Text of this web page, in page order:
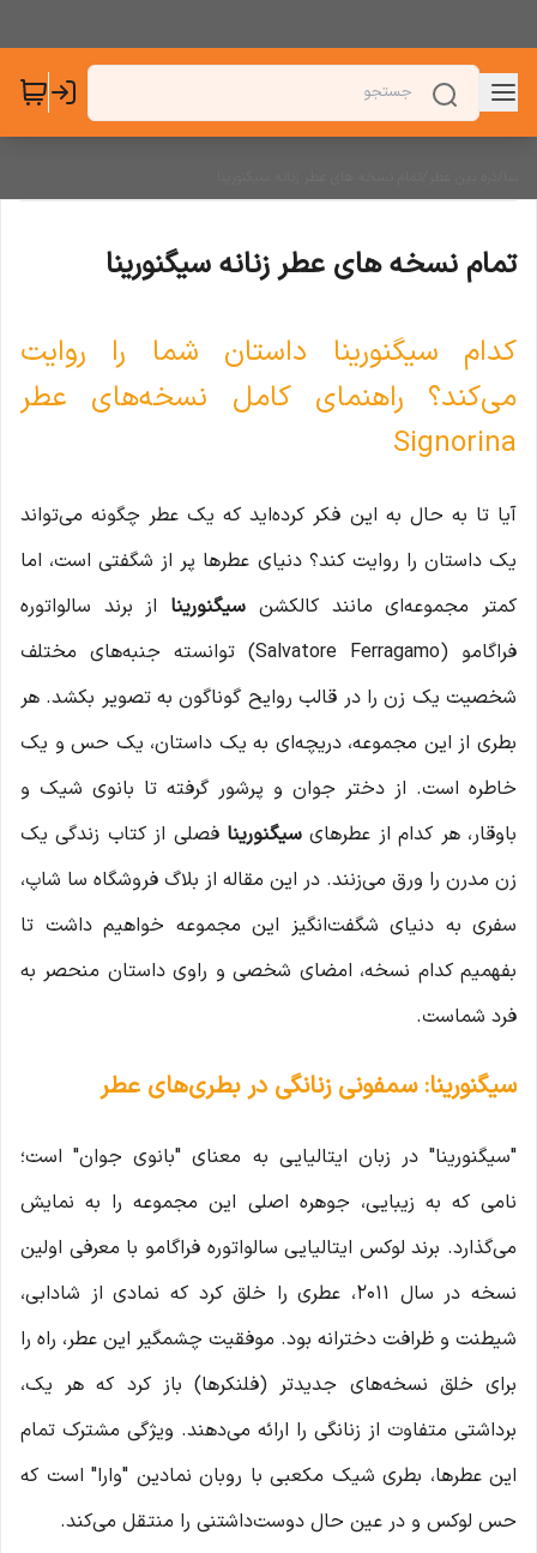
تمام نسخه های عطر زنانه سیگنورینا
کدام سیگنورینا داستان شما را روایت
می‌کند؟ راهنمای کامل نسخه‌های عطر
Signorina
آیا تا به حال به این فکر کرده‌اید که یک عطر چگونه می‌تواند
یک داستان را روایت کند؟ دنیای عطرها پر از شگفتی است، اما
کمتر مجموعه‌ای مانند کالکشن سیگنورینا از برند سالواتوره
فراگامو (Salvatore Ferragamo) توانسته جنبه‌های مختلف
شخصیت یک زن را در قالب روایح گوناگون به تصویر بکشد. هر
بطری از این مجموعه، دریچه‌ای به یک داستان، یک حس و یک
خاطره است. از دختر جوان و پرشور گرفته تا بانوی شیک و
باوقار، هر کدام از عطرهای سیگنورینا فصلی از کتاب زندگی یک
زن مدرن را ورق می‌زنند. در این مقاله از بلاگ فروشگاه سا شاپ،
سفری به دنیای شگفت‌انگیز این مجموعه خواهیم داشت تا
بفهمیم کدام نسخه، امضای شخصی و راوی داستان منحصر به
فرد شماست.
سیگنورینا: سمفونی زنانگی در بطری‌های عطر
"سیگنورینا" در زبان ایتالیایی به معنای "بانوی جوان" است؛
نامی که به زیبایی، جوهره اصلی این مجموعه را به نمایش
می‌گذارد. برند لوکس ایتالیایی سالواتوره فراگامو با معرفی اولین
نسخه در سال ۲۰۱۱، عطری را خلق کرد که نمادی از شادابی،
شیطنت و ظرافت دخترانه بود. موفقیت چشمگیر این عطر، راه را
برای خلق نسخه‌های جدیدتر (فلنکرها) باز کرد که هر یک،
برداشتی متفاوت از زنانگی را ارائه می‌دهند. ویژگی مشترک تمام
این عطرها، بطری شیک مکعبی با روبان نمادین "وارا" است که
حس لوکس و در عین حال دوست‌داشتنی را منتقل می‌کند.